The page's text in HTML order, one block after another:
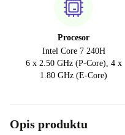
Procesor
Intel Core 7 240H
6 x 2.50 GHz (P-Core), 4 x
1.80 GHz (E-Core)
Opis produktu